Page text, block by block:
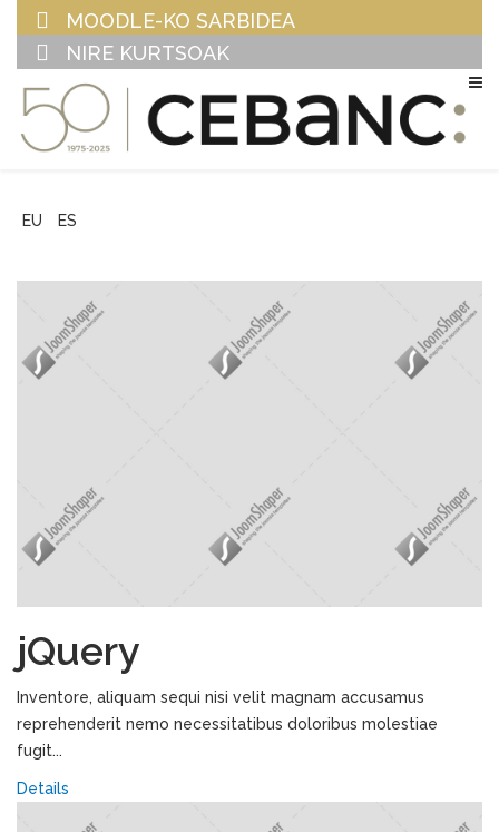
MOODLE-KO SARBIDEA
NIRE KURTSOAK
EU ES
jQuery
Inventore, aliquam sequi nisi velit magnam accusamus
reprehenderit nemo necessitatibus doloribus molestiae
fugit...
Details